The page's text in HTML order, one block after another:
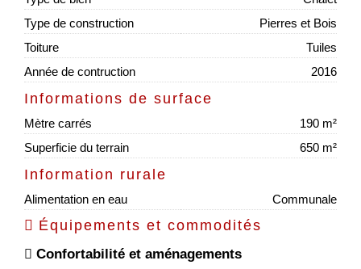
Type de construction
Pierres et Bois
Toiture
Tuiles
Année de contruction
2016
Informations de surface
Mètre carrés
190 m²
Superficie du terrain
650 m²
Information rurale
Alimentation en eau Communale
Équipements et commodités
Confortabilité et aménagements